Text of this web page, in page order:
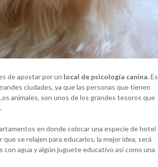
de apostar por un local de psicología canina. Es
ciudades, ya que las personas que tienen
animales, son unos de los grandes tesoros que
en donde colocar una especie de hotel
se relajen para educarlos, la mejor idea, será
agua y algún juguete educativo así como una